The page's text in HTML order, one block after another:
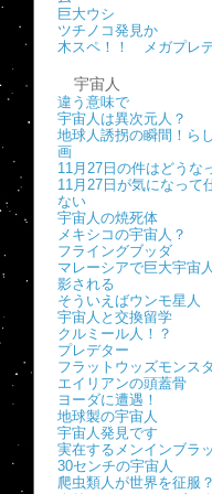
巨大ウシ
ツチノコ発見か
木スペ！！ メガプレ
宇宙人
違う意味で
宇宙人は異次元人？
地球人誘拐の瞬間！ら
画
11月27日の件はどうな
11月27日が気になって
ない
宇宙人の焼死体
メキシコの宇宙人？
フライングブッダ
マレーシアで巨大宇宙
影される
そういえばウンモ星人
宇宙人と交換留学
クルミール人！？
プレデター
フラットウッズモンス
エイリアンの頭蓋骨
ヨーダに遭遇！
地球製の宇宙人
宇宙人発見です
実在するメンインブラ
30センチの宇宙人
爬虫類人が世界を征服？